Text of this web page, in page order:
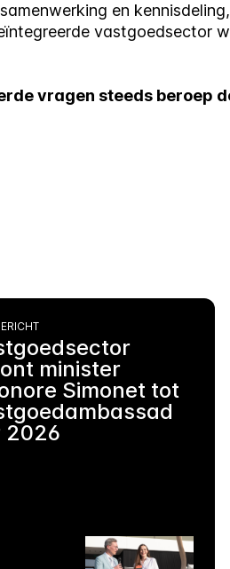
en
vastgoedsector
vragen steeds beroep
minister
Simonet tot
2026